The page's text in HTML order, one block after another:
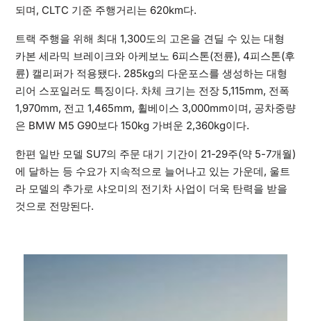
되며, CLTC 기준 주행거리는 620km다.
트랙 주행을 위해 최대 1,300도의 고온을 견딜 수 있는 대형
카본 세라믹 브레이크와 아케보노 6피스톤(전륜), 4피스톤(후
륜) 캘리퍼가 적용됐다. 285kg의 다운포스를 생성하는 대형
리어 스포일러도 특징이다. 차체 크기는 전장 5,115mm, 전폭
1,970mm, 전고 1,465mm, 휠베이스 3,000mm이며, 공차중량
은 BMW M5 G90보다 150kg 가벼운 2,360kg이다.
한편 일반 모델 SU7의 주문 대기 기간이 21-29주(약 5-7개월)
에 달하는 등 수요가 지속적으로 늘어나고 있는 가운데, 울트
라 모델의 추가로 샤오미의 전기차 사업이 더욱 탄력을 받을
것으로 전망된다.